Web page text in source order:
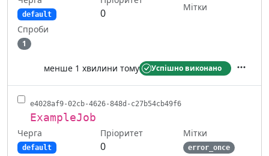
default 0
Мітки
Спроби
1
менше 1 хвилини тому Успішно виконано
e4028af9-02cb-4626-848d-c27b54cb49f6
ExampleJob
Черга
default
Пріоритет
0
Мітки
error_once